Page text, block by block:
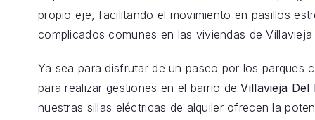
propio eje, facilitando el movimiento en pasillos
complicados comunes en las viviendas de
Ya sea para disfrutar de un paseo por los parques
para realizar gestiones en el barrio deVillavieja Del
nuestras sillas eléctricas de alquiler ofrecen la